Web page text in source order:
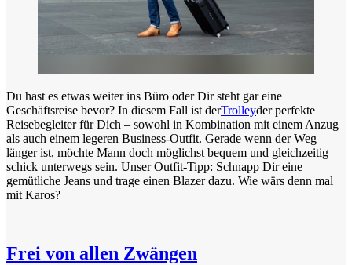
Du hast es etwas weiter ins Büro oder Dir steht gar eine
Geschäftsreise bevor? In diesem Fall ist derTrolleyder perfekte
Reisebegleiter für Dich – sowohl in Kombination mit einem Anzug
als auch einem legeren Business-Outfit. Gerade wenn der Weg
länger ist, möchte Mann doch möglichst bequem und gleichzeitig
schick unterwegs sein. Unser Outfit-Tipp: Schnapp Dir eine
gemütliche Jeans und trage einen Blazer dazu. Wie wärs denn mal
mit Karos?
Frei von allen Zwängen